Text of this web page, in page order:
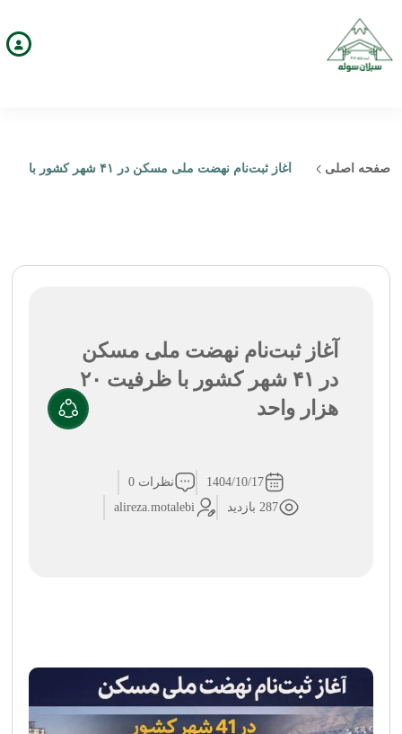
صفحه اصلی
آغاز ثبت‌نام نهضت ملی مسکن در ۴۱ شهر کشور با
آغاز ثبت‌نام نهضت ملی مسکن
در ۴۱ شهر کشور با ظرفیت ۲۰
هزار واحد
1404/10/17
نظرات 0
287 بازدید
alireza.motalebi